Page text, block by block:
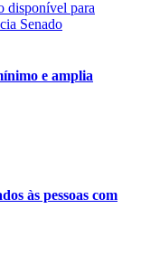
e amplia
às pessoas com